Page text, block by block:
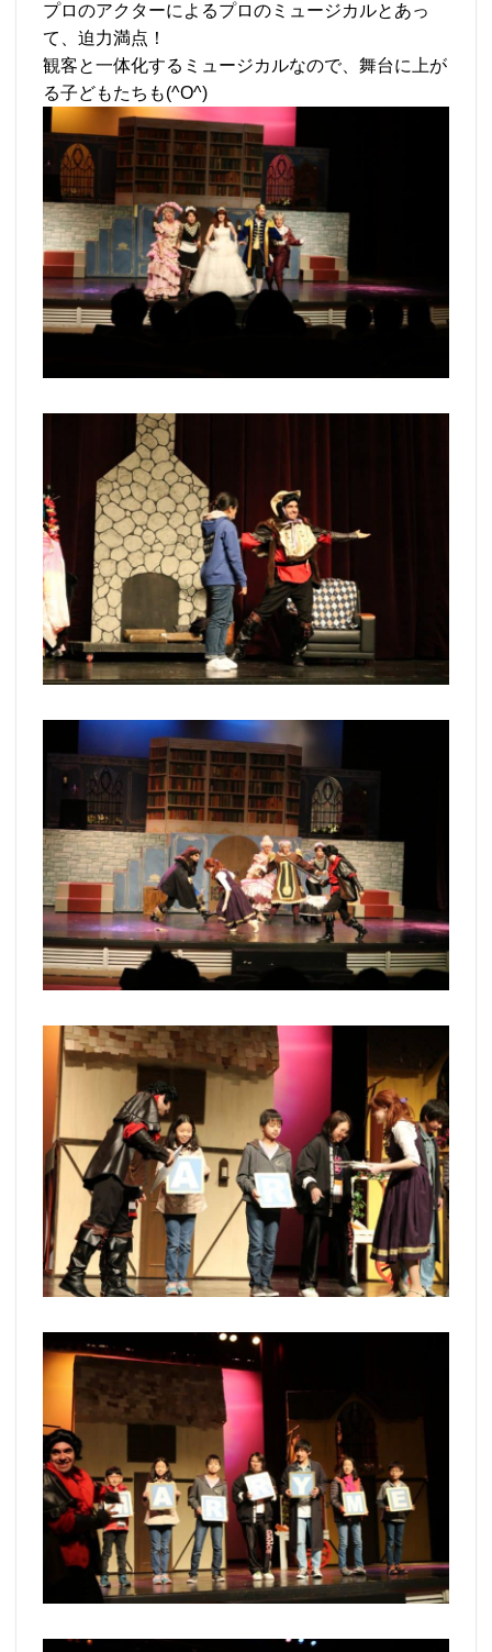
プロのアクターによるプロのミュージカルとあっ
て、迫力満点！
観客と一体化するミュージカルなので、舞台に上が
る子どもたちも(^O^)